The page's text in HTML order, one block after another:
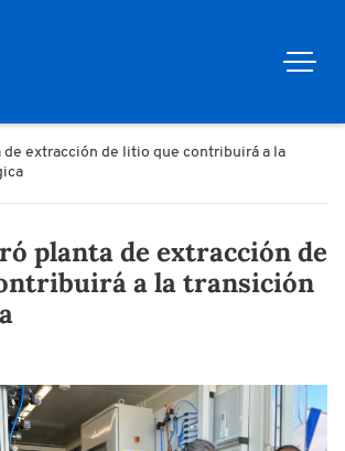
de extracción de litio que contribuirá a la
planta de extracción de
a la transición